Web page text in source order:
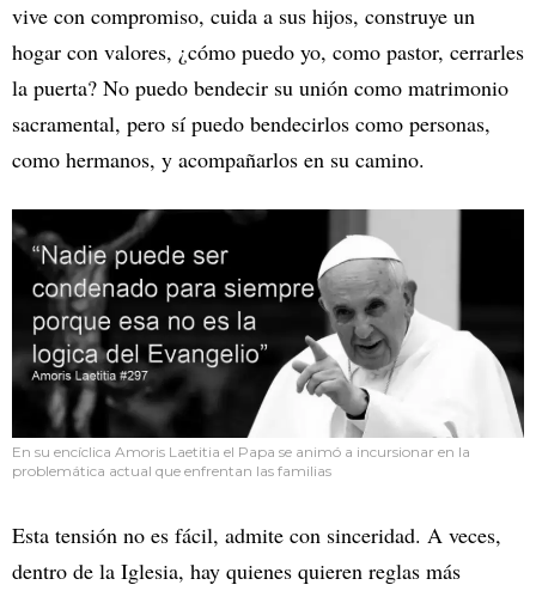
vive con compromiso, cuida a sus hijos, construye un
hogar con valores, ¿cómo puedo yo, como pastor, cerrarles
la puerta? No puedo bendecir su unión como matrimonio
sacramental, pero sí puedo bendecirlos como personas,
como hermanos, y acompañarlos en su camino.
En su encíclica Amoris Laetitia el Papa se animó a incursionar en la
problemática actual que enfrentan las familias
Esta tensión no es fácil, admite con sinceridad. A veces,
dentro de la Iglesia, hay quienes quieren reglas más